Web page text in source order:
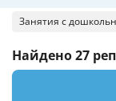
Занятия с
Найдено27